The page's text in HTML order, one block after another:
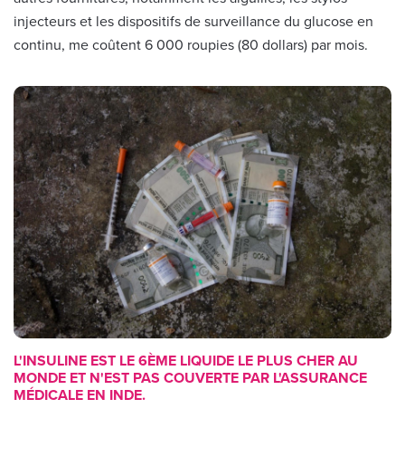
injecteurs et les dispositifs de surveillance du glucose en
continu, me coûtent 6 000 roupies (80 dollars) par mois.
L'INSULINE EST LE 6ÈME LIQUIDE LE PLUS CHER AU
MONDE ET N'EST PAS COUVERTE PAR L'ASSURANCE
MÉDICALE EN INDE.